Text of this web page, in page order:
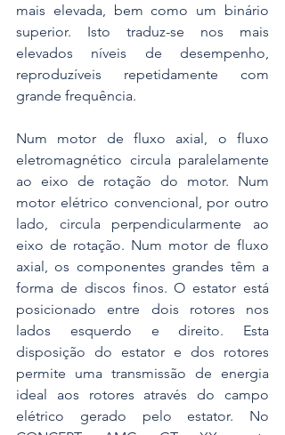
mais elevada, bem como um binário
superior. Isto traduz-se nos mais
elevados níveis de desempenho,
reproduzíveis repetidamente com
grande frequência.
Num motor de fluxo axial, o fluxo
eletromagnético circula paralelamente
ao eixo de rotação do motor. Num
motor elétrico convencional, por outro
lado, circula perpendicularmente ao
eixo de rotação. Num motor de fluxo
axial, os componentes grandes têm a
forma de discos finos. O estator está
posicionado entre dois rotores nos
lados esquerdo e direito. Esta
disposição do estator e dos rotores
permite uma transmissão de energia
ideal aos rotores através do campo
elétrico gerado pelo estator. No